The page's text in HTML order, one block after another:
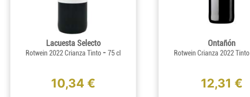
Lacuesta Selecto
Rotwein 2022 Crianza Tinto - 75 cl
10,34 €
Ontañón
Rotwein Crianza 2022 Tinto
12,31 €